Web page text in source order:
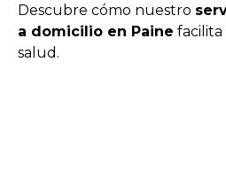
Descubre cómo nuestro
a domicilio en Paine
salud.